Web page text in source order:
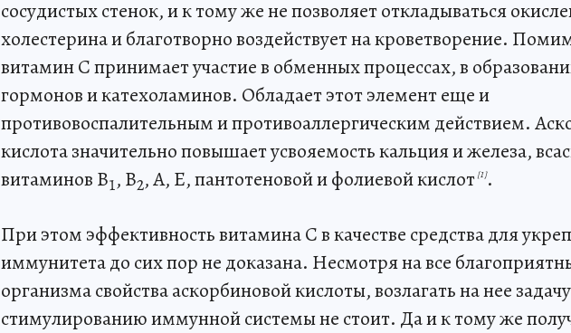
сосудистых стенок, и к тому же не позволяет откладываться
холестерина и благотворно воздействует на кроветворение.
витамин C принимает участие в обменных процессах, в
гормонов и катехоламинов. Обладает этот элемент еще и
противовоспалительным и противоаллергическим действием.
кислота значительно повышает усвояемость кальция и железа,
витаминов B1, B2, A, E, пантотеновой и фолиевой кислот [1].
При этом эффективность витамина C в качестве средства для
иммунитета до сих пор не доказана. Несмотря на все
организма свойства аскорбиновой кислоты, возлагать на нее
стимулированию иммунной системы не стоит. Да и к тому же